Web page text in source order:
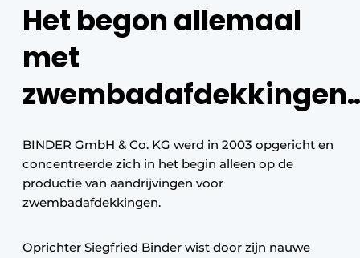
Het begon allemaal
met
BINDER GmbH & Co. KG werd in 2003 opgericht en
concentreerde zich in het begin alleen op de
productie van aandrijvingen voor
zwembadafdekkingen.
Oprichter Siegfried Binder wist door zijn nauwe